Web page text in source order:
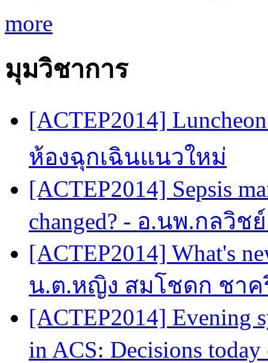
more
มุมวิชาการ
[ACTEP2014]
ห้องฉุกเฉินแนวใหม่
[ACTEP2014] Sepsis
changed? - อ.นพ.กลวิช
[ACTEP2014] What's
น.ต.หญิง สมโชดก ชาค
[ACTEP2014] Evening
in ACS: Decisions